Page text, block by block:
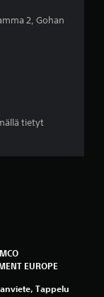
t
i
t
ä
2, Gohan
tietyt
EUROPE
Tappelu